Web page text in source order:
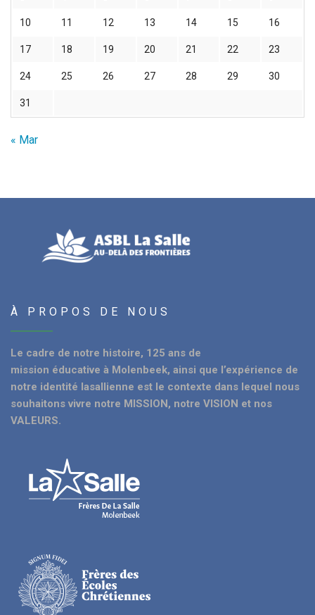
10 11 12 13 14 15 16
17 18 19 20 21 22 23
24 25 26 27 28 29 30
31
« Mar
À PROPOS DE NOUS
Le cadre de notre histoire, 125 ans de
mission éducative à Molenbeek, ainsi que l’expérience de
notre identité lasallienne est le contexte dans lequel nous
souhaitons vivre notre MISSION, notre VISION et nos
VALEURS.